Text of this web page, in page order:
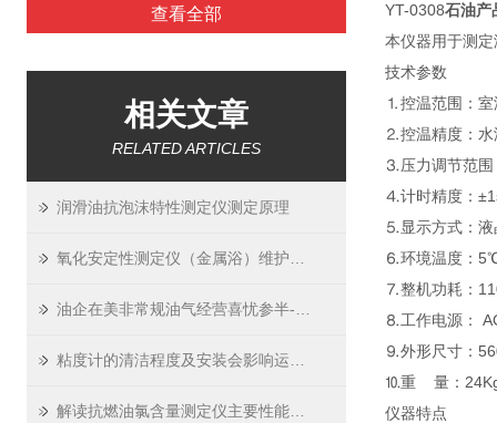
查看全部
相关文章
RELATED ARTICLES
润滑油抗泡沫特性测定仪测定原理
YT-0308石油产
本仪器用于测
技术参数
⒈控温范围：
⒉控温精度：
⒊压力调节范围
⒋计时精度：
⒌显示方式：液
⒍环境温度：
⒎整机功耗：
⒏工作电源：
⒐外形尺寸：
⒑重 量：
仪器特点